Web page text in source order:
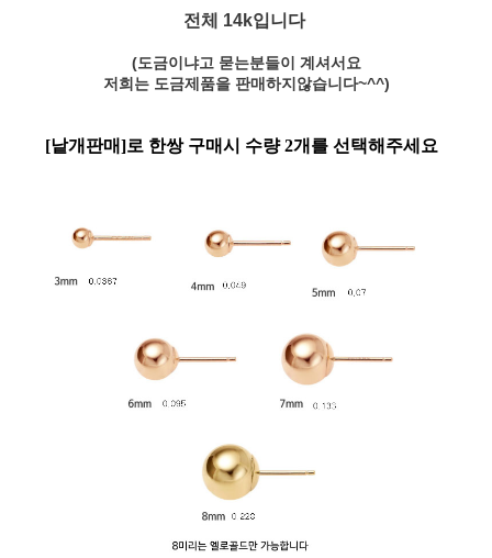
전체 14k입니다
(도금이냐고 묻는분들이 계셔서요
저희는 도금제품을 판매하지않습니다~^^)
[낱개판매]로 한쌍 구매시 수량 2개 를 선택해주세요